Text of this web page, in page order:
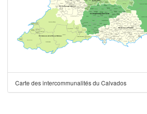
Carte des intercommunalités du Calvados